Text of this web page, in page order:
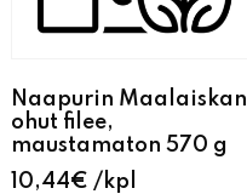
Naapurin Maalaiskan
ohut filee,
maustamaton 570 g
10,44€ kpl